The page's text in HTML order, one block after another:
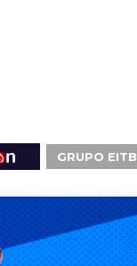
GRUPO EITB